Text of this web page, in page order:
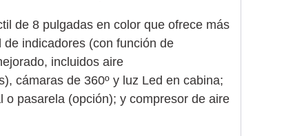
de 8 pulgadas en color que ofrece más
indicadores (con función de
incluidos aire
cámaras de 360º y luz Led en cabina;
pasarela (opción); y compresor de aire